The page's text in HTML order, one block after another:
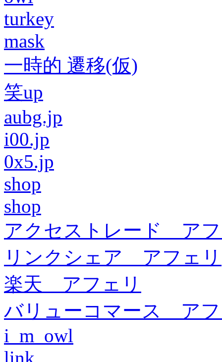
turkey
mask
一時的 遷移(仮)
笑up
aubg.jp
i00.jp
0x5.jp
shop
shop
アクセストレード ア
リンクシェア アフェリ
楽天 アフェリ
バリューコマース ア
i_m_owl